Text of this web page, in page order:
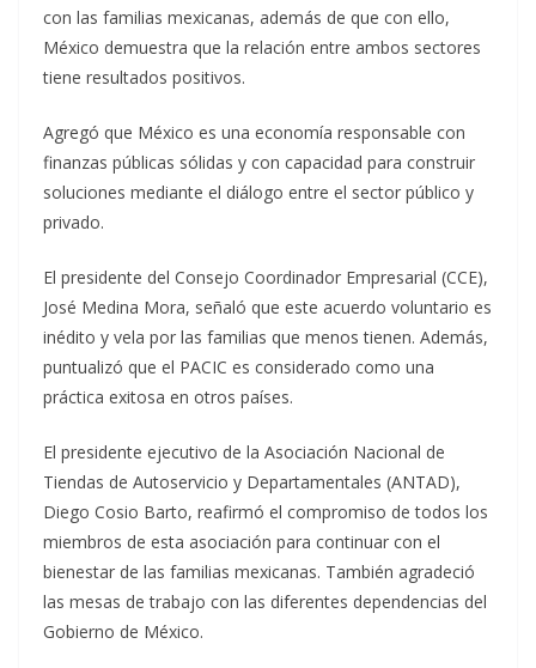
con las familias mexicanas, además de que con ello,
México demuestra que la relación entre ambos sectores
tiene resultados positivos.
Agregó que México es una economía responsable con
finanzas públicas sólidas y con capacidad para construir
soluciones mediante el diálogo entre el sector público y
privado.
El presidente del Consejo Coordinador Empresarial (CCE),
José Medina Mora, señaló que este acuerdo voluntario es
inédito y vela por las familias que menos tienen. Además,
puntualizó que el PACIC es considerado como una
práctica exitosa en otros países.
El presidente ejecutivo de la Asociación Nacional de
Tiendas de Autoservicio y Departamentales (ANTAD),
Diego Cosio Barto, reafirmó el compromiso de todos los
miembros de esta asociación para continuar con el
bienestar de las familias mexicanas. También agradeció
las mesas de trabajo con las diferentes dependencias del
Gobierno de México.